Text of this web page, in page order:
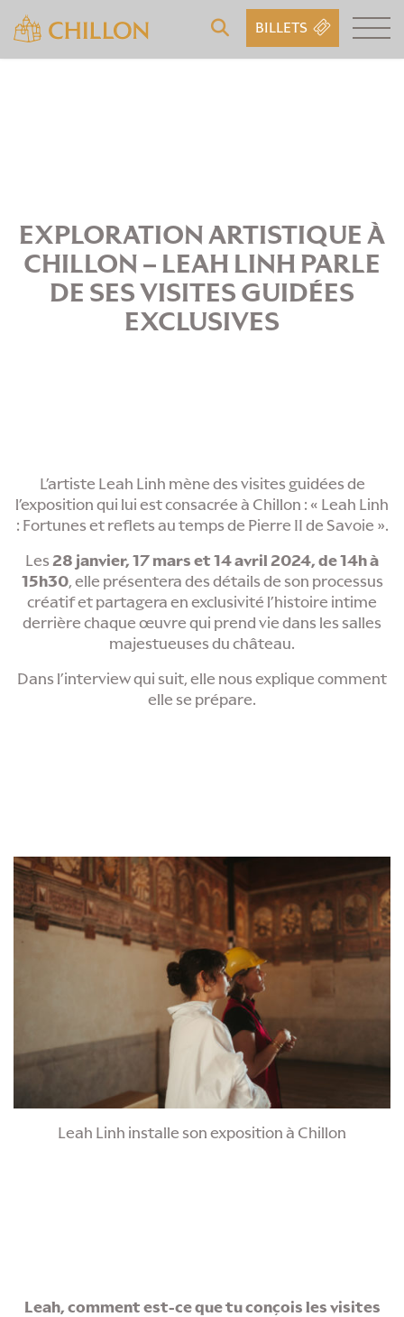
BILLETS
EXPLORATION ARTISTIQUE À
CHILLON – LEAH LINH PARLE
DE SES VISITES GUIDÉES
EXCLUSIVES
L’artiste Leah Linh mène des visites guidées de
l’exposition qui lui est consacrée à Chillon : « Leah Linh
: Fortunes et reflets au temps de Pierre II de Savoie ».
Les 28 janvier, 17 mars et 14 avril 2024, de 14h à
15h30, elle présentera des détails de son processus
créatif et partagera en exclusivité l’histoire intime
derrière chaque œuvre qui prend vie dans les salles
majestueuses du château.
Dans l’interview qui suit, elle nous explique comment
elle se prépare.
Leah Linh installe son exposition à Chillon
Leah, comment est-ce que tu conçois les visites